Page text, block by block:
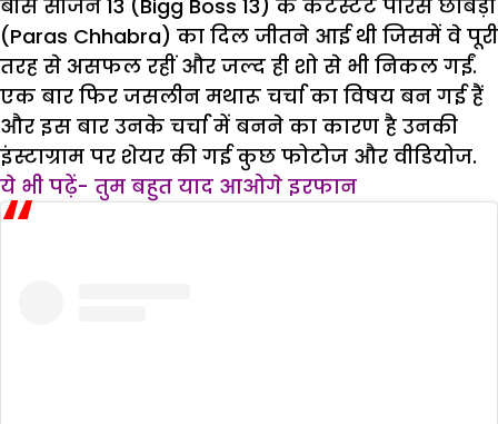
बौस सीजन 13 (Bigg Boss 13) के कंटेस्टेंट पारस छाबड़ा
(Paras Chhabra) का दिल जीतने आई थी जिसमें वे पूरी
तरह से असफल रहीं और जल्द ही शो से भी निकल गईं.
एक बार फिर जसलीन मथारू चर्चा का विषय बन गई हैं
और इस बार उनके चर्चा में बनने का कारण है उनकी
इंस्टाग्राम पर शेयर की गई कुछ फोटोज और वीडियोज.
ये भी पढ़ें- तुम बहुत याद आओगे इरफान